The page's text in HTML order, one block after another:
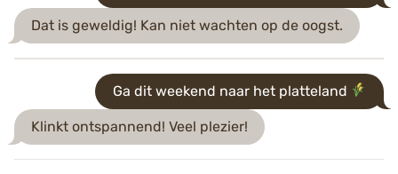
Dat is geweldig! Kan niet wachten op de oogst.
Ga dit weekend naar het platteland
Klinkt ontspannend! Veel plezier!